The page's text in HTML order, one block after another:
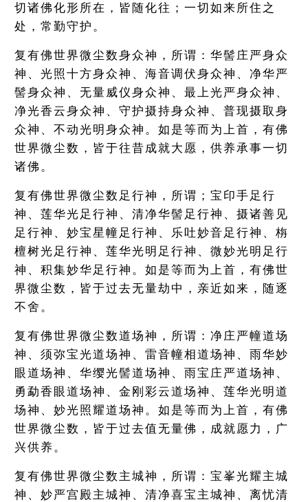
切诸佛化形所在，皆随化往；一切如来所住之
处，常勤守护。
复有佛世界微尘数身众神，所谓：华髻庄严身众
神、光照十方身众神、海音调伏身众神、净华严
髻身众神、无量威仪身众神、最上光严身众神、
净光香云身众神、守护摄持身众神、普现摄取身
众神、不动光明身众神。如是等而为上首，有佛
世界微尘数，皆于往昔成就大愿，供养承事一切
诸佛。
复有佛世界微尘数足行神，所谓；宝印手足行
神、莲华光足行神、清净华髻足行神、摄诸善见
足行神、妙宝星幢足行神、乐吐妙音足行神、栴
檀树光足行神、莲华光明足行神、微妙光明足行
神、积集妙华足行神。如是等而为上首，有佛世
界微尘数，皆于过去无量劫中，亲近如来，随逐
不舍。
复有佛世界微尘数道场神，所谓：净庄严幢道场
神、须弥宝光道场神、雷音幢相道场神、雨华妙
眼道场神、华缨光髻道场神、雨宝庄严道场神、
勇勐香眼道场神、金刚彩云道场神、莲华光明道
场神、妙光照耀道场神。如是等而为上首，有佛
世界微尘数，皆于过去值无量佛，成就愿力，广
兴供养。
复有佛世界微尘数主城神，所谓：宝峯光耀主城
神、妙严宫殿主城神、清净喜宝主城神、离忧清